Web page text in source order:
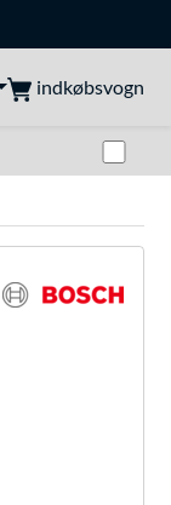
indkøbsvogn